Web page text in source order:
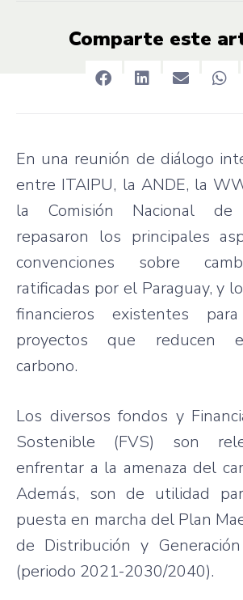
Comparte este
En una reunión de diálogo
entre ITAIPU, la ANDE, la
la Comisión Nacional
repasaron los principales
convenciones sobre
ratificadas por el Paraguay, y
financieros existentes
proyectos que reducen
carbono.
Los diversos fondos y
Sostenible (FVS) son
enfrentar a la amenaza del
Además, son de utilidad
puesta en marcha del Plan
de Distribución y
(periodo 2021-2030/2040).